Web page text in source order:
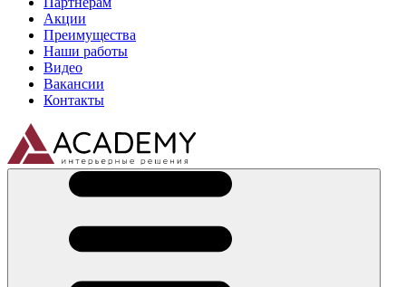
Акции
Преимущества
Наши работы
Видео
Вакансии
Контакты